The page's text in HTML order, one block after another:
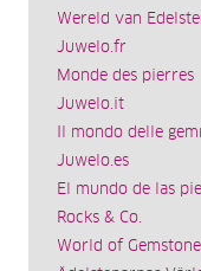
Wereld van
Juwelo.fr
Monde des pierres
Juwelo.it
Il mondo delle
Juwelo.es
El mundo de las
Rocks & Co.
World of